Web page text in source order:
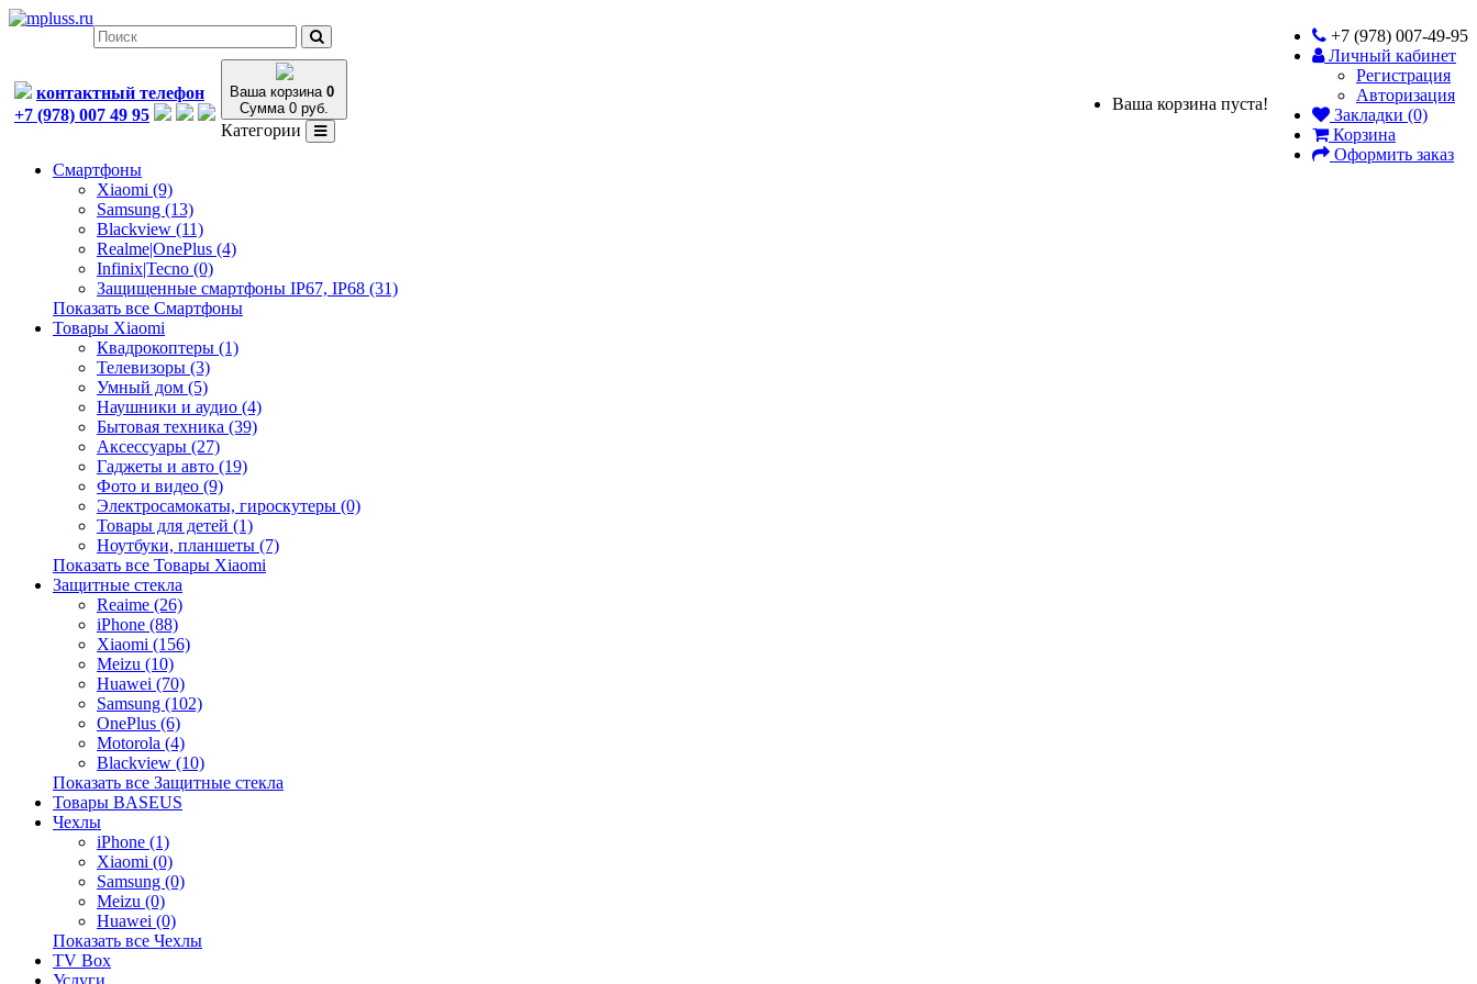
+7 (978) 007-49-95
Личный кабинет
Регистрация
Авторизация
Закладки (0)
Корзина
Оформить заказ
контактный телефон
+7 (978) 007 49 95
Ваша корзина 0
Сумма 0 руб.
Ваша корзина пуста!
Категории
Смартфоны
Xiaomi (9)
Samsung (13)
Blackview (11)
Realme|OnePlus (4)
Infinix|Tecno (0)
Защищенные смартфоны IP67, IP68 (31)
Показать все Смартфоны
Товары Xiaomi
Квадрокоптеры (1)
Телевизоры (3)
Умный дом (5)
Наушники и аудио (4)
Бытовая техника (39)
Аксессуары (27)
Гаджеты и авто (19)
Фото и видео (9)
Электросамокаты, гироскутеры (0)
Товары для детей (1)
Ноутбуки, планшеты (7)
Показать все Товары Xiaomi
Защитные стекла
Reaime (26)
iPhone (88)
Xiaomi (156)
Meizu (10)
Huawei (70)
Samsung (102)
OnePlus (6)
Motorola (4)
Blackview (10)
Показать все Защитные стекла
Товары BASEUS
Чехлы
iPhone (1)
Xiaomi (0)
Samsung (0)
Meizu (0)
Huawei (0)
Показать все Чехлы
TV Box
Услуги